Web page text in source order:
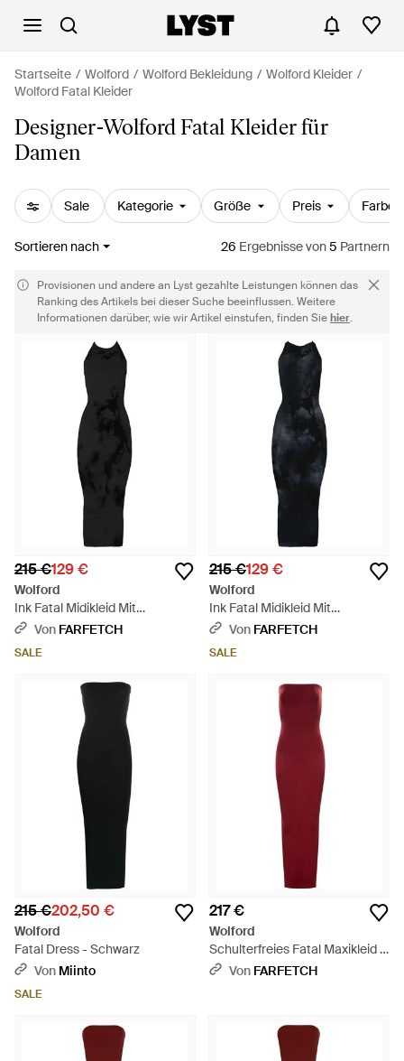
Startseite Wolford Wolford Bekleidung
Wolford Kleider
Wolford Fatal Kleider
Designer-Wolford Fatal Kleider für
Damen
Sale Kategorie Größe Preis Farbe
Sortieren nach 26 Ergebnissevon5 Partnern
Provisionen und andere an Lyst gezahlte Leistungen können das
Ranking des Artikels bei dieser Suche beeinflussen. Weitere
Informationen darüber, wie wir Artikel einstufen, finden Siehier.
215 €129 €
Wolford
Ink Fatal Midikleid Mit
Batikmuster - Schwarz
Von FARFETCH
SALE
215 €129 €
Wolford
Ink Fatal Midikleid Mit
Batikmuster - Schwarz
Von FARFETCH
SALE
215 €202,50 €
Wolford
Fatal Dress - Schwarz
Von Miinto
SALE
217 €
Wolford
Schulterfreies Fatal Maxikleid -
RotVon FARFETCH